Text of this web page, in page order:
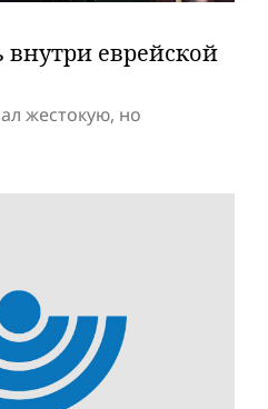
внутри еврейской
жестокую, но